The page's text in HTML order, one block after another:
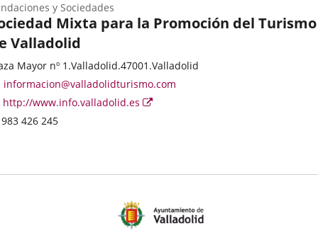
Mixta para la Promoción del Turismo
Valladolid
y Sociedades
Mayor nº 1.Valladolid.47001.Valladolid
informacion@valladolidturismo.com
http://www.info.valladolid.es
Enlace
983 426 245